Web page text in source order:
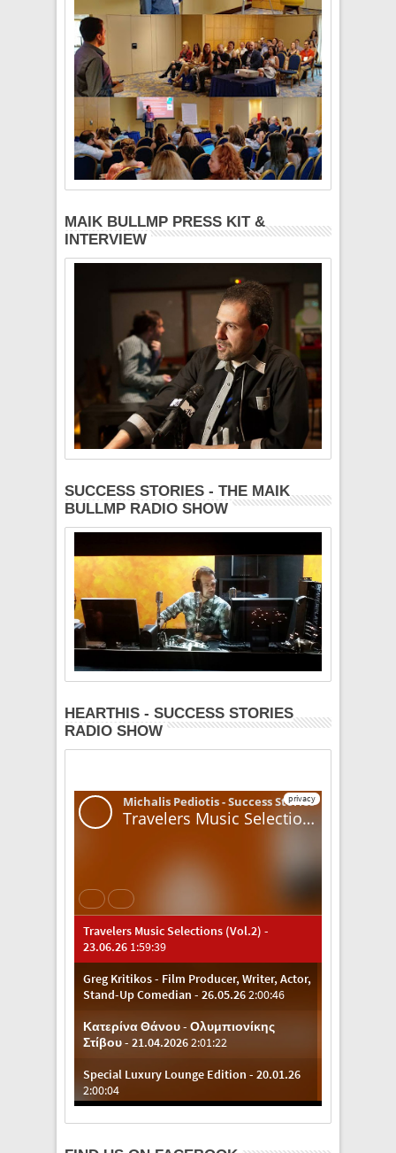
MAIK BULLMP PRESS KIT &
INTERVIEW
SUCCESS STORIES - THE MAIK
BULLMP RADIO SHOW
HEARTHIS - SUCCESS STORIES
RADIO SHOW